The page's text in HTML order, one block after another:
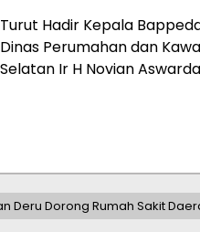
Turut Hadir Kepala
Dinas Perumahan dan
Selatan Ir H Novian
Deru Dorong Rumah Sakit